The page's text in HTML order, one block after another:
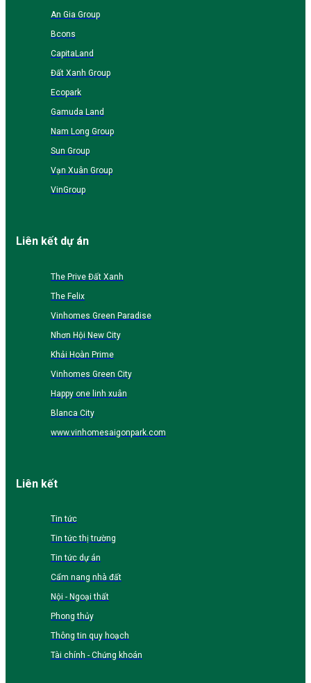
An Gia Group
Bcons
CapitaLand
Đất Xanh Group
Ecopark
Gamuda Land
Nam Long Group
Sun Group
Vạn Xuân Group
VinGroup
Liên kết dự án
The Prive Đất Xanh
The Felix
Vinhomes Green Paradise
Nhơn Hội New City
Khải Hoàn Prime
Vinhomes Green City
Happy one linh xuân
Blanca City
www.vinhomesaigonpark.com
Liên kết
Tin tức
Tin tức thị trường
Tin tức dự án
Cẩm nang nhà đất
Nội - Ngoại thất
Phong thủy
Thông tin quy hoạch
Tài chính - Chứng khoán